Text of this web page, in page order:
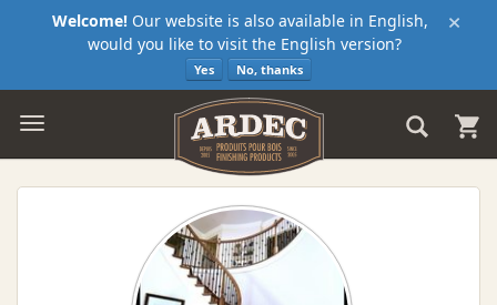
×
Welcome! Our website is also available in English,
would you like to visit the English version?
Yes No, thanks